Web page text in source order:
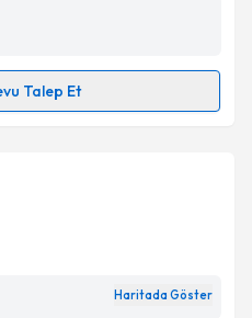
kabul ediyorum.
Gönder
Talep Et
takvimi talebi oluşturun.
almanız için bir takvim
bilgilendireceğiz.
Haritada Göster